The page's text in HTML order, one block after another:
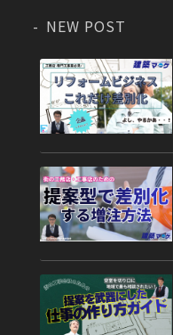
NEW POST